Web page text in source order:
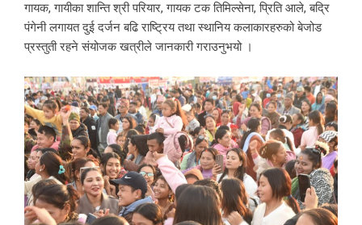
गायक, गायीका शान्ति श्री परियार, गायक टक तिमिल्सेना, प्रिति आले, बद्रि
पंगेनी लगायत दुई दर्जन बढि राष्ट्रिय तथा स्थानिय कलाकारहरुको बेजोड
प्रस्तुती रहने संयोजक खत्रीले जानकारी गराउनुभयो ।